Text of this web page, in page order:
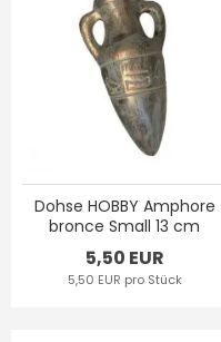
Dohse HOBBY Amphore
bronce Small 13 cm
5,50 EUR
5,50 EUR pro Stück